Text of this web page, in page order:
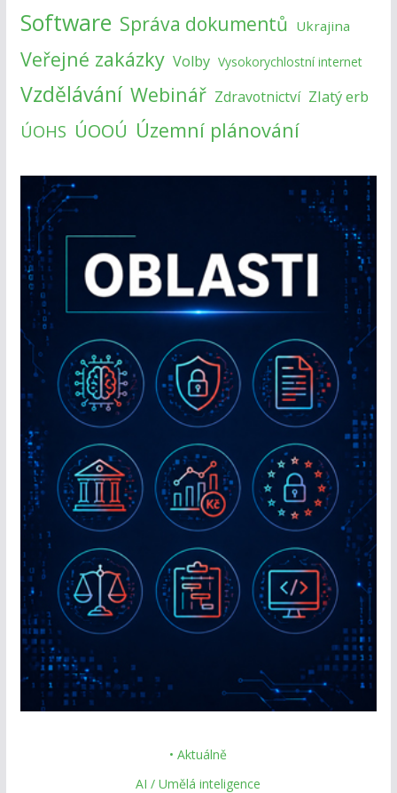
Software Správa dokumentů Ukrajina
Veřejné zakázky Volby Vysokorychlostní internet
Vzdělávání Webinář Zdravotnictví Zlatý erb
ÚOHS ÚOOÚ Územní plánování
• Aktuálně
AI / Umělá inteligence